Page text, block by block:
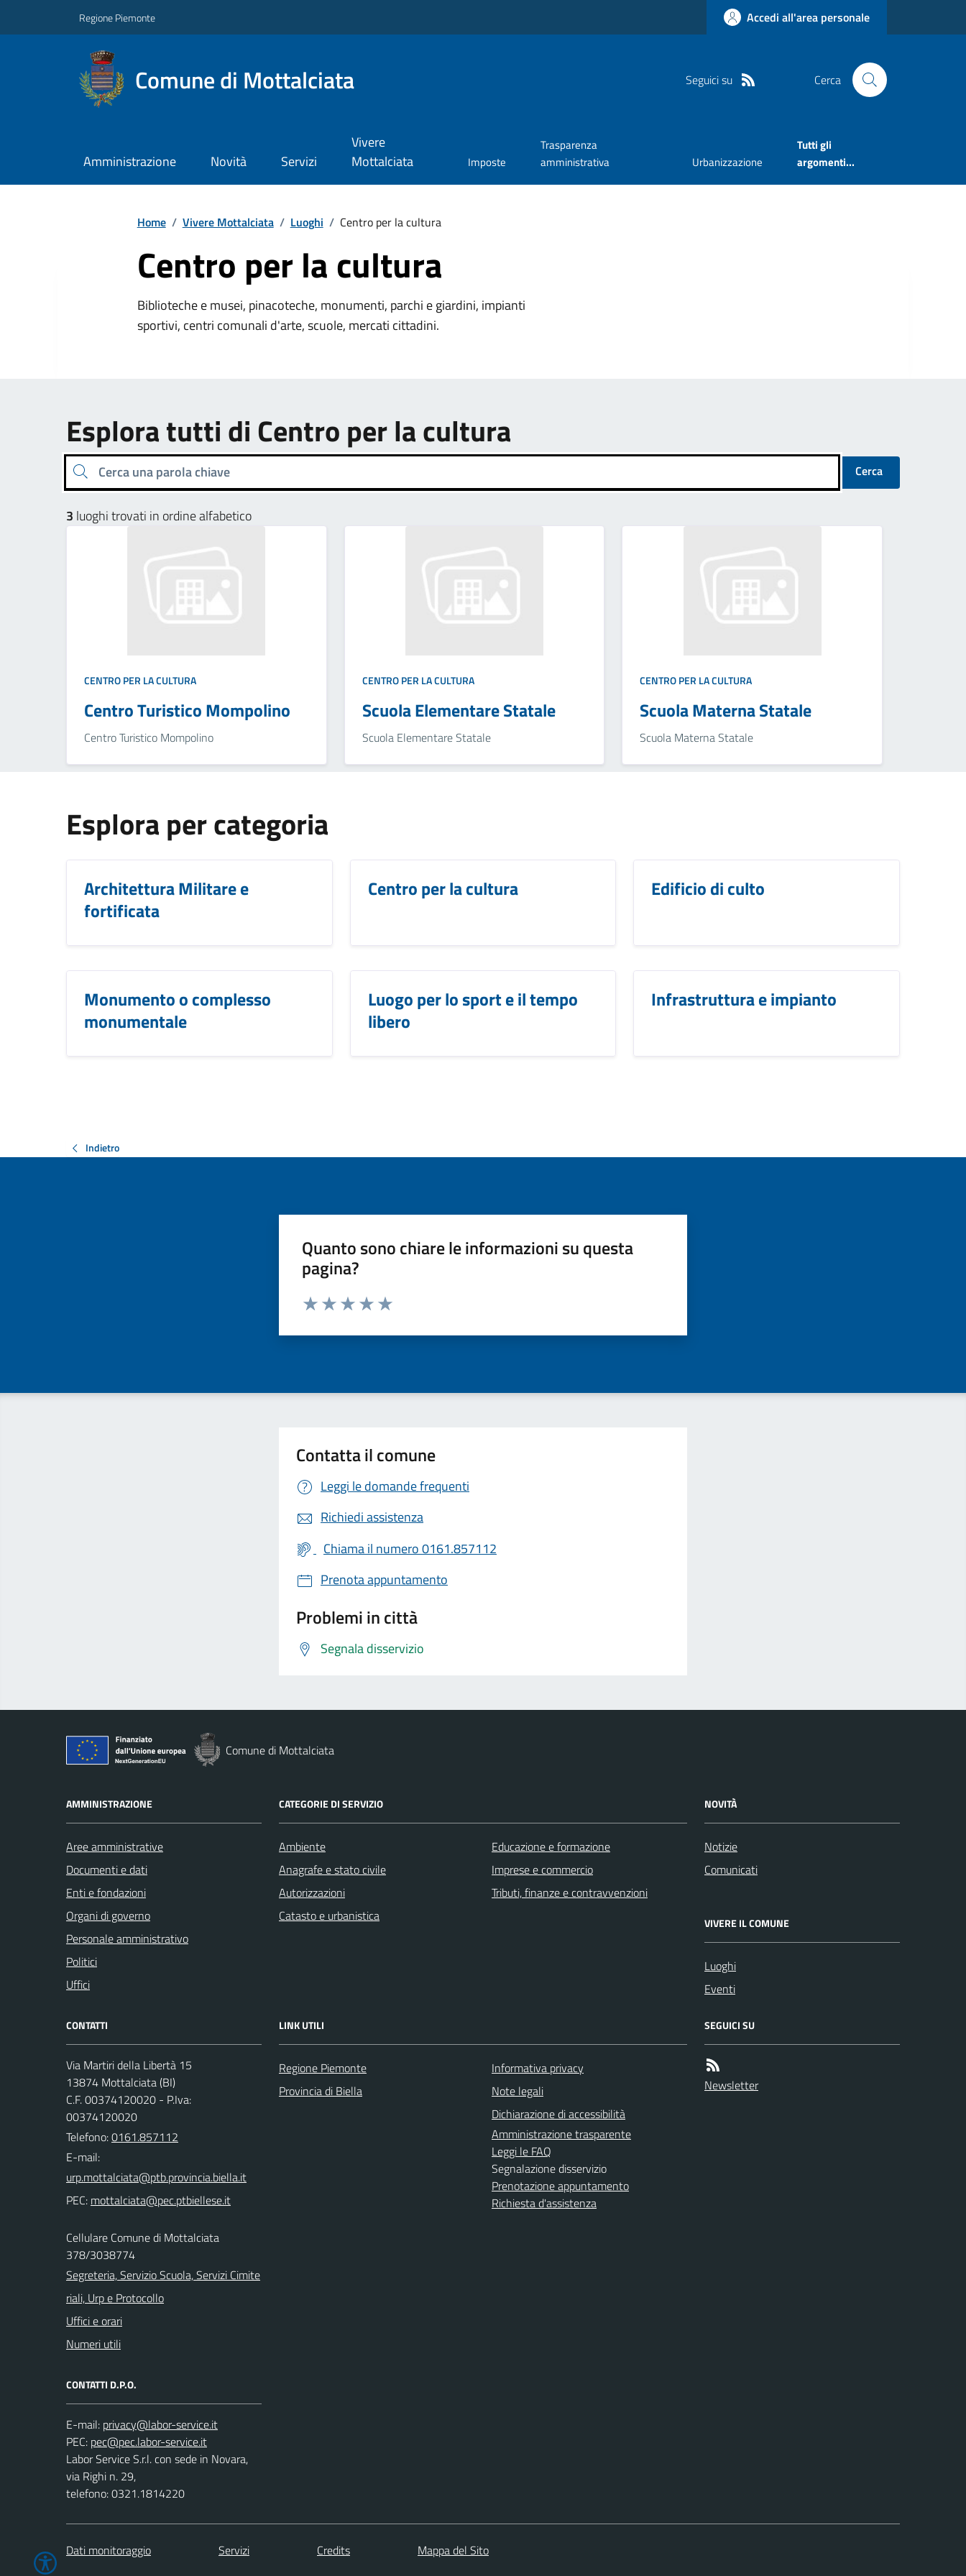
Regione Piemonte Accedi all'area personale
Comune di Mottalciata Seguici su Cerca
Amministrazione Novità Servizi
Vivere
Mottalciata
Imposte
Trasparenza
amministrativa
Urbanizzazione
Tutti gli
argomenti...
Home / Vivere Mottalciata / Luoghi / Centro per la cultura
Centro per la cultura
Biblioteche e musei, pinacoteche, monumenti, parchi e giardini, impianti
sportivi, centri comunali d'arte, scuole, mercati cittadini.
Esplora tutti di Centro per la cultura
Cerca una parola chiave Cerca
3 luoghi trovati in ordine alfabetico
CENTRO PER LA CULTURA
Centro Turistico Mompolino
Centro Turistico Mompolino
CENTRO PER LA CULTURA
Scuola Elementare Statale
Scuola Elementare Statale
CENTRO PER LA CULTURA
Scuola Materna Statale
Scuola Materna Statale
Esplora per categoria
Architettura Militare e
fortificata
Centro per la cultura Edificio di culto
Monumento o complesso
monumentale
Luogo per lo sport e il tempo
libero
Infrastruttura e impianto
Indietro
Quanto sono chiare le informazioni su questa
pagina?
Valuta da 1 a 5 stelle la pagina
Contatta il comune
Leggi le domande frequenti
Richiedi assistenza
Chiama il numero 0161.857112
Prenota appuntamento
Problemi in città
Segnala disservizio
Comune di Mottalciata
AMMINISTRAZIONE
Aree amministrative
Documenti e dati
Enti e fondazioni
Organi di governo
Personale amministrativo
Politici
Uffici
CATEGORIE DI SERVIZIO
Ambiente
Anagrafe e stato civile
Autorizzazioni
Catasto e urbanistica
Educazione e formazione
Imprese e commercio
Tributi, finanze e contravvenzioni
NOVITÀ
Notizie
Comunicati
VIVERE IL COMUNE
Luoghi
Eventi
CONTATTI
Via Martiri della Libertà 15
13874 Mottalciata (BI)
C.F. 00374120020 - P.Iva:
00374120020
Telefono:0161.857112
E-mail:
PEC:
Cellulare Comune di Mottalciata
378/3038774
Segreteria, Servizio Scuola, Servizi Cimite
riali, Urp e Protocollo
Uffici e orari
Numeri utili
CONTATTI D.P.O.
E-mail:
PEC:
Labor Service S.r.l. con sede in Novara,
via Righi n. 29,
telefono: 0321.1814220
LINK UTILI
Regione Piemonte
Provincia di Biella
Informativa privacy
Note legali
Dichiarazione di accessibilità
Amministrazione trasparente
Leggi le FAQ
Segnalazione disservizio
Prenotazione appuntamento
Richiesta d'assistenza
SEGUICI SU
Newsletter
Dati monitoraggio Servizi Credits Mappa del Sito